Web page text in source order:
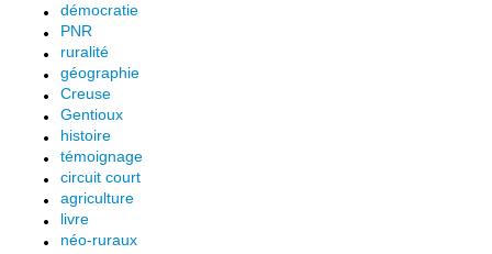
démocratie
PNR
ruralité
géographie
Creuse
Gentioux
histoire
témoignage
circuit court
agriculture
livre
néo-ruraux